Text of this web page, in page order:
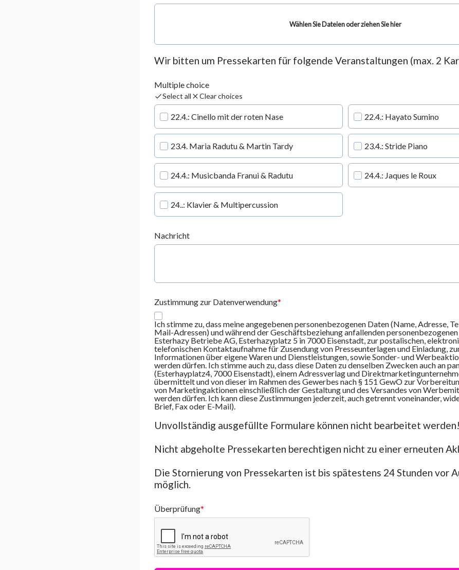
Wählen Sie Dateien oder ziehen Sie hier
Wir bitten um Pressekarten für folgende Veranstaltungen (max. 2
Multiple choice
Select all Clear choices
22.4.: Cinello mit der roten Nase 22.4.: Hayato Sumino
23.4. Maria Radutu & Martin Tardy 23.4.: Stride Piano
24.4.: Musicbanda Franui & Radutu 24.4.: Jaques le Roux
24..: Klavier & Multipercussion
Nachricht
Zustimmung zur Datenverwendung
Ich stimme zu, dass meine angegebenen personenbezogenen Daten (Name, Adresse,
Mail-Adressen) und während der Geschäftsbeziehung anfallenden
Esterhazy Betriebe AG, Esterhazyplatz 5 in 7000 Eisenstadt, zur postalischen,
telefonischen Kontaktaufnahme für Zusendung von Presseunterlagen und Einladung,
Informationen über eigene Waren und Dienstleistungen, sowie Sonder- und
werden dürfen. Ich stimme auch zu, dass diese Daten zu denselben Zwecken auch an
(Esterhayplatz4, 7000 Eisenstadt), einem Adressverlag und
übermittelt und von dieser im Rahmen des Gewerbes nach § 151 GewO zur
von Marketingaktionen einschließlich der Gestaltung und des Versandes von
werden dürfen. Ich kann diese Zustimmungen jederzeit, auch getrennt voneinander,
Brief, Fax oder E-Mail).
Unvollständig ausgefüllte Formulare können nicht bearbeitet werden!
Nicht abgeholte Pressekarten berechtigen nicht zu einer erneuten
Die Stornierung von Pressekarten ist bis spätestens 24 Stunden vor
möglich.
Überprüfung